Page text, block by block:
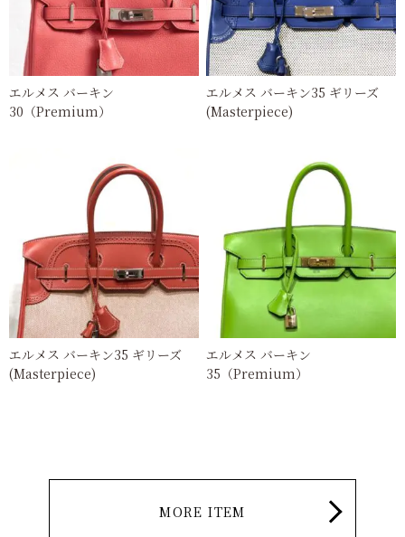
エルメス バーキン
30（Premium）
エルメス バーキン35 ギリーズ
(Masterpiece)
エルメス バーキン35 ギリーズ
(Masterpiece)
エルメス バーキン
35（Premium）
MORE ITEM